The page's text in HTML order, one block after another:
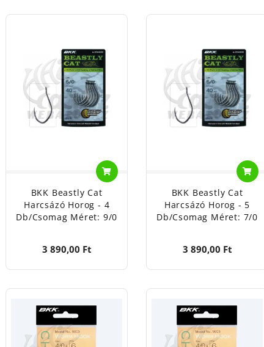
Ne bízd a véletlenre a kapitális hal megfogását!Válaszd
BKK Beastly Cat
Harcsázó Horog - 4
Db/csomag Méret: 9/0
3 890,00 Ft
BKK Beastly Cat
Harcsázó Horog - 5
Db/csomag Méret: 7/0
3 890,00 Ft